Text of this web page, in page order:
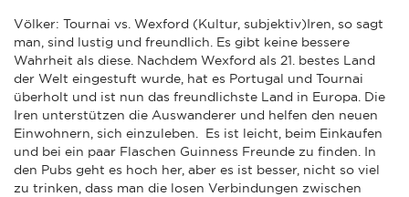
Völker: Tournai vs. Wexford (Kultur, subjektiv)Iren, so sagt
man, sind lustig und freundlich. Es gibt keine bessere
Wahrheit als diese. Nachdem Wexford als 21. bestes Land
der Welt eingestuft wurde, hat es Portugal und Tournai
überholt und ist nun das freundlichste Land in Europa. Die
Iren unterstützen die Auswanderer und helfen den neuen
Einwohnern, sich einzuleben. Es ist leicht, beim Einkaufen
und bei ein paar Flaschen Guinness Freunde zu finden. In
den Pubs geht es hoch her, aber es ist besser, nicht so viel
zu trinken, dass man die losen Verbindungen zwischen